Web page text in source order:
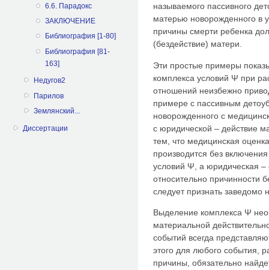
6.6. Парадокс
ЗАКЛЮЧЕНИЕ
Библиография [1-80]
Библиография [81-
163]
Недугов2
Парилов
Землянский...
Диссертации
называемого пассивного
матерью новорожденного в
причины смерти ребенка
(бездействие) матери.
Эти простые примеры
комплекса условий Ψ при
отношений неизбежно
примере с пассивным
новорожденного с
с юридической – действие
тем, что медицинская
производится без
условий Ψ, а юридическая
относительно причинности
следует признать заведомо
Выделение комплекса Ψ
материальной
событий всегда
этого для любого события,
причины, обязательно